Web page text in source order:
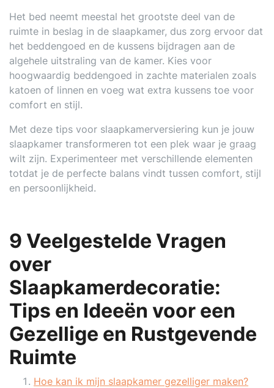
Het bed neemt meestal het grootste deel van de
ruimte in beslag in de slaapkamer, dus zorg ervoor dat
het beddengoed en de kussens bijdragen aan de
algehele uitstraling van de kamer. Kies voor
hoogwaardig beddengoed in zachte materialen zoals
katoen of linnen en voeg wat extra kussens toe voor
comfort en stijl.
Met deze tips voor slaapkamerversiering kun je jouw
slaapkamer transformeren tot een plek waar je graag
wilt zijn. Experimenteer met verschillende elementen
totdat je de perfecte balans vindt tussen comfort, stijl
en persoonlijkheid.
9 Veelgestelde Vragen
over
Slaapkamerdecoratie:
Tips en Ideeën voor een
Gezellige en Rustgevende
Ruimte
Hoe kan ik mijn slaapkamer gezelliger maken?